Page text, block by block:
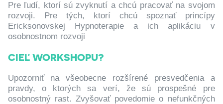
Pre ľudí, ktorí sú zvyknutí a chcú pracovať na svojom
rozvoji. Pre tých, ktorí chcú spoznať princípy
Ericksonovskej Hypnoterapie a ich aplikáciu v
osobnostnom rozvoji
CIEĽ WORKSHOPU?
Upozorniť na všeobecne rozšírené presvedčenia a
pravdy, o ktorých sa verí, že sú prospešné pre
osobnostný rast. Zvyšovať povedomie o nefunkčných